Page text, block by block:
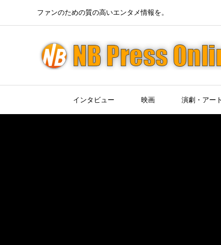
ファンのための質の高いエンタメ情報を。
インタビュー 映画 演劇・アー